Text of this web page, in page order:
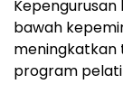
Kepengurusan
bawah
meningkatkan
program